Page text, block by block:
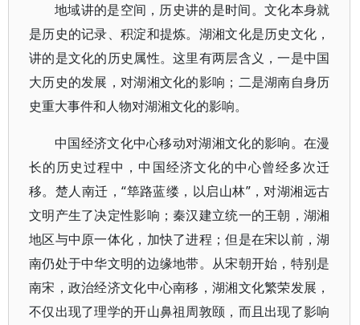
地域讲的是空间，历史讲的是时间。文化本身就
是历史的记录、积淀和提炼。湖湘文化是历史文化，
讲的是文化的历史属性。这里有两层含义，一是中国
大历史的发展，对湖湘文化的影响；二是湖南自身历
史重大事件和人物对湖湘文化的影响。
中国经济文化中心移动对湖湘文化的影响。在漫
长的历史过程中，中国经济文化的中心曾经多次迁
移。楚人南迁，“筚路蓝缕，以启山林”，对湖湘远古
文明产生了决定性影响；秦汉建立统一的王朝，湖湘
地区与中原一体化，加快了进程；但是在宋以前，湖
南仍处于中华文明的边缘地带。从宋朝开始，特别是
南宋，政治经济文化中心南移，湖湘文化繁荣发展，
不仅出现了理学的开山鼻祖周敦颐，而且出现了影响